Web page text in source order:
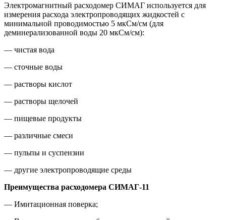
Электромагнитный расходомер СИМАГ используется для
измерения расхода электропроводящих жидкостей с
минимальной проводимостью 5 мкСм/см (для
деминерализованной воды 20 мкСм/см):
— чистая вода
— сточные воды
— растворы кислот
— растворы щелочей
— пищевые продукты
— различные смеси
— пульпы и суспензии
— другие электропроводящие среды
Преимущества расходомера СИМАГ-11
— Имитационная поверка;